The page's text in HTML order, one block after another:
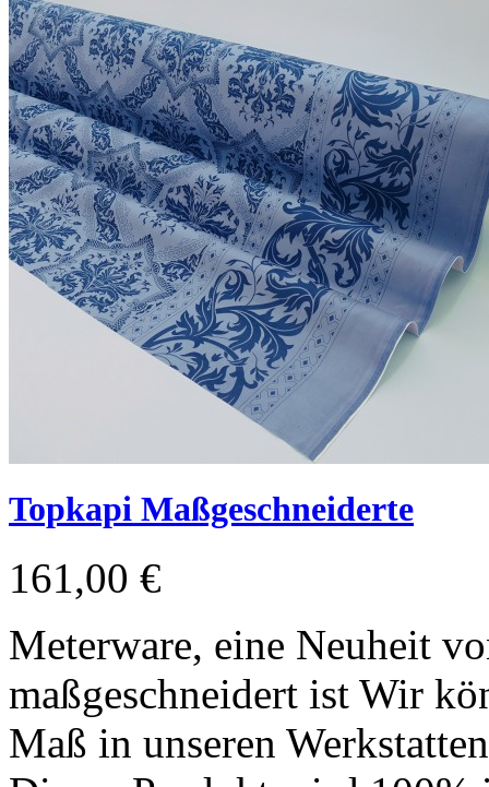
Topkapi Maßgeschneiderte
161,00 €
Meterware, eine Neuheit
maßgeschneidert ist Wir
Maß in unseren